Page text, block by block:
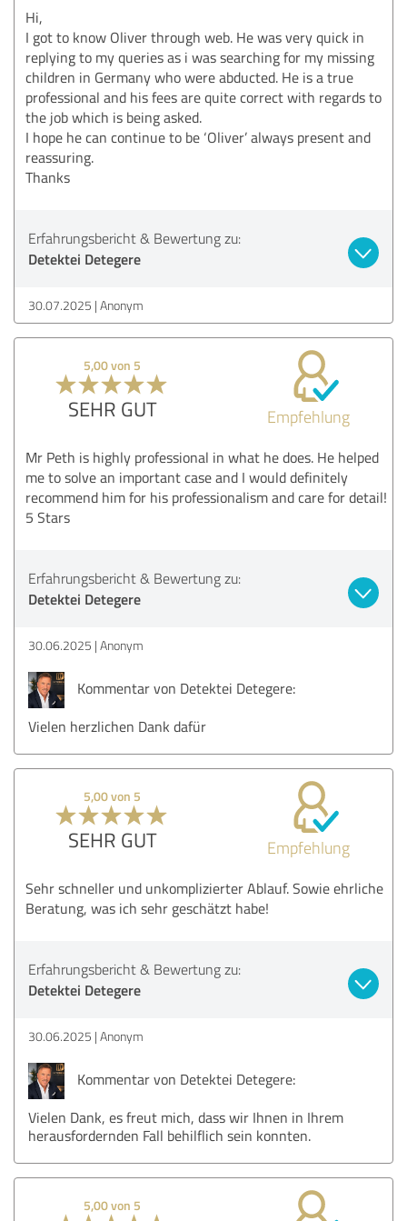
Hi,
I got to know Oliver through web. He was very quick in
replying to my queries as i was searching for my missing
children in Germany who were abducted. He is a true
professional and his fees are quite correct with regards to
the job which is being asked.
I hope he can continue to be ‘Oliver’ always present and
reassuring.
Thanks
Erfahrungsbericht & Bewertung zu:
Detektei Detegere
30.07.2025 Anonym
5,00 von 5
SEHR GUT Empfehlung
Mr Peth is highly professional in what he does. He helped
me to solve an important case and I would definitely
recommend him for his professionalism and care for detail!
5 Stars
Erfahrungsbericht & Bewertung zu:
Detektei Detegere
30.06.2025 Anonym
Kommentar von Detektei Detegere:
Vielen herzlichen Dank dafür
5,00 von 5
SEHR GUT Empfehlung
Sehr schneller und unkomplizierter Ablauf. Sowie ehrliche
Beratung, was ich sehr geschätzt habe!
Erfahrungsbericht & Bewertung zu:
Detektei Detegere
30.06.2025 Anonym
Kommentar von Detektei Detegere:
Vielen Dank, es freut mich, dass wir Ihnen in Ihrem
herausfordernden Fall behilflich sein konnten.
5,00 von 5